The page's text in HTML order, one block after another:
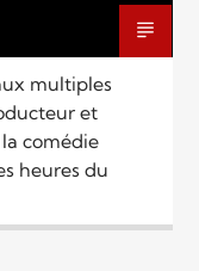
multiples
et
comédie
heures du